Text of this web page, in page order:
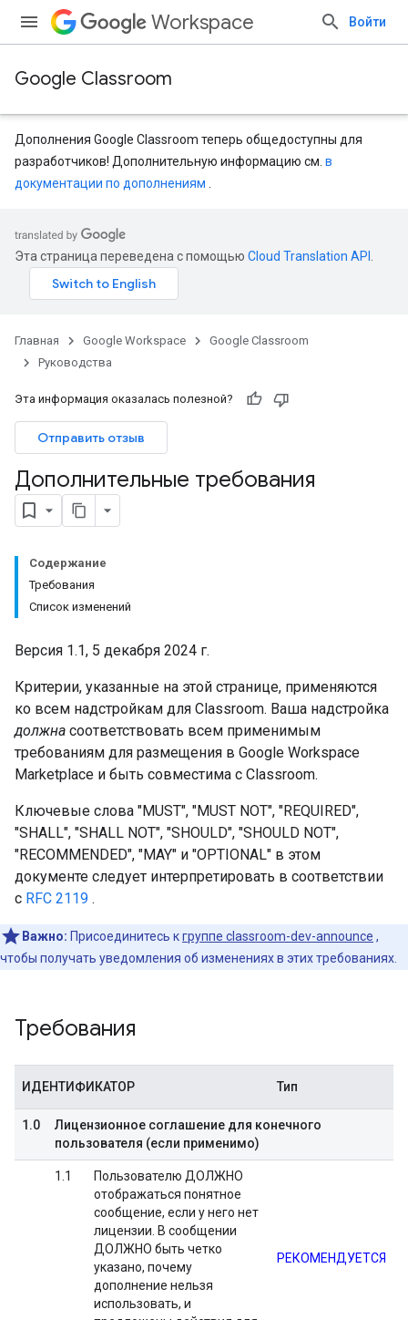
Workspace Войти
Google Classroom
Дополнения Google Classroom теперь общедоступны для
разработчиков! Дополнительную информацию см. в
документации по дополнениям
Эта страница переведена с помощью Cloud Translation API
Главная Google Workspace
Google Classroom
Руководства
Эта информация оказалась полезной?
Отправить отзыв
Дополнительные требования
Содержание
Требования
Список изменений
Версия 1.1, 5 декабря 2024 г.
Критерии, указанные на этой странице, применяются
ко всем надстройкам для Classroom. Ваша надстройка
должна соответствовать всем применимым
требованиям для размещения в Google Workspace
Marketplace и быть совместима с Classroom.
Ключевые слова "MUST", "MUST NOT", "REQUIRED",
"SHALL", "SHALL NOT", "SHOULD", "SHOULD NOT",
"RECOMMENDED", "MAY" и "OPTIONAL" в этом
документе следует интерпретировать в соответствии
с RFC 2119 .
Важно: Присоединитесь кгруппе classroom-dev-announce ,
чтобы получать уведомления об изменениях в этих требованиях.
Требования
ИДЕНТИФИКАТОР Тип
1.0
Лицензионное соглашение для конечного
пользователя (если применимо)
1.1
Пользователю ДОЛЖНО
отображаться понятное
сообщение, если у него нет
лицензии. В сообщении
ДОЛЖНО быть четко
указано, почему
дополнение нельзя
использовать, и
РЕКОМЕНДУЕТСЯ